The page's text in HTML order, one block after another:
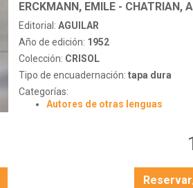
ERCKMANN, EMILE - CHATRIAN,
Editorial: AGUILAR
Año de edición: 1952
Colección: CRISOL
Tipo de encuadernación: tapa dura
Categorías:
Autores de otras lenguas